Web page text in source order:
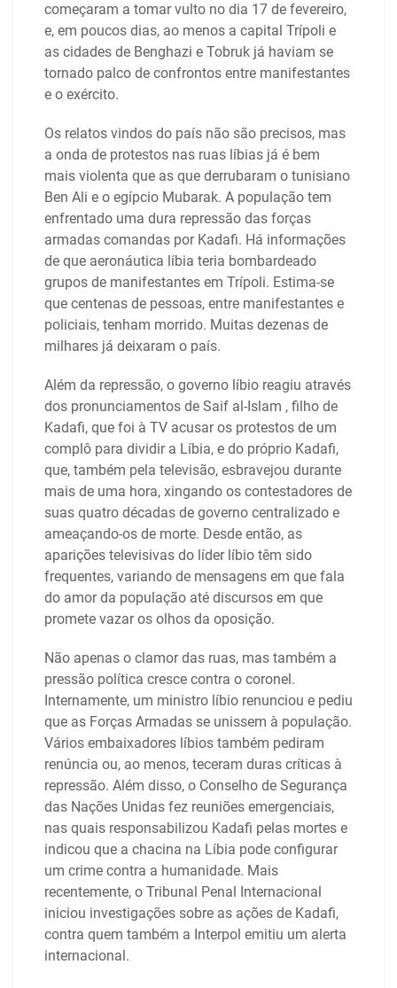
começaram a tomar vulto no dia 17 de fevereiro,
e, em poucos dias, ao menos a capital Trípoli e
as cidades de Benghazi e Tobruk já haviam se
tornado palco de confrontos entre manifestantes
e o exército.
Os relatos vindos do país não são precisos, mas
a onda de protestos nas ruas líbias já é bem
mais violenta que as que derrubaram o tunisiano
Ben Ali e o egípcio Mubarak. A população tem
enfrentado uma dura repressão das forças
armadas comandas por Kadafi. Há informações
de que aeronáutica líbia teria bombardeado
grupos de manifestantes em Trípoli. Estima-se
que centenas de pessoas, entre manifestantes e
policiais, tenham morrido. Muitas dezenas de
milhares já deixaram o país.
Além da repressão, o governo líbio reagiu através
dos pronunciamentos de Saif al-Islam , filho de
Kadafi, que foi à TV acusar os protestos de um
complô para dividir a Líbia, e do próprio Kadafi,
que, também pela televisão, esbravejou durante
mais de uma hora, xingando os contestadores de
suas quatro décadas de governo centralizado e
ameaçando-os de morte. Desde então, as
aparições televisivas do líder líbio têm sido
frequentes, variando de mensagens em que fala
do amor da população até discursos em que
promete vazar os olhos da oposição.
Não apenas o clamor das ruas, mas também a
pressão política cresce contra o coronel.
Internamente, um ministro líbio renunciou e pediu
que as Forças Armadas se unissem à população.
Vários embaixadores líbios também pediram
renúncia ou, ao menos, teceram duras críticas à
repressão. Além disso, o Conselho de Segurança
das Nações Unidas fez reuniões emergenciais,
nas quais responsabilizou Kadafi pelas mortes e
indicou que a chacina na Líbia pode configurar
um crime contra a humanidade. Mais
recentemente, o Tribunal Penal Internacional
iniciou investigações sobre as ações de Kadafi,
contra quem também a Interpol emitiu um alerta
internacional.